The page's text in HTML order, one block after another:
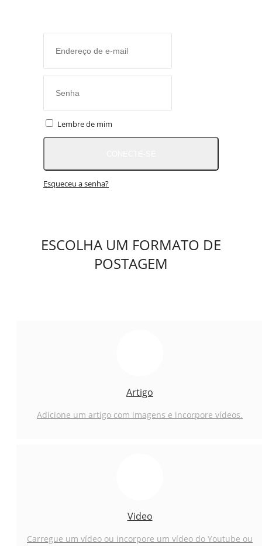
Lembre de mim
Esqueceu a senha?
ESCOLHA UM FORMATO DE
POSTAGEM
Artigo
Adicione um artigo com imagens e incorpore vídeos.
Video
Carregue um vídeo ou incorpore um vídeo do Youtube ou